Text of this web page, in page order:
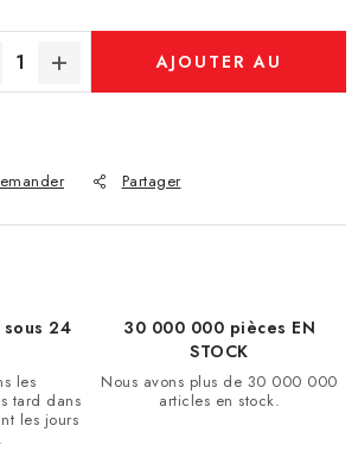
AJOUTER AU
Partager
24
les
tard dans
les jours
30 000 000 pièces EN
STOCK
Nous avons plus de 30 000 000
articles en stock.